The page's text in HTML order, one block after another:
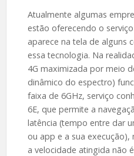
Atualmente algumas
estão oferecendo o
aparece na tela de alguns
essa tecnologia. Na
4G maximizada por meio
dinâmico do espectro)
faixa de 6GHz, serviço
6E, que permite a
latência (tempo entre dar
ou app e a sua
a velocidade atingida não